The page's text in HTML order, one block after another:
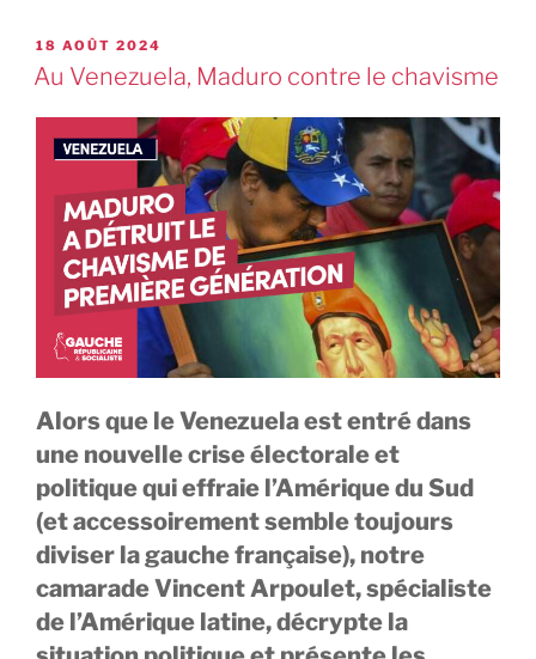
18 AOÛT 2024
Au Venezuela, Maduro contre le chavisme
Alors que le Venezuela est entré dans
une nouvelle crise électorale et
politique qui effraie l’Amérique du Sud
(et accessoirement semble toujours
diviser la gauche française), notre
camarade Vincent Arpoulet, spécialiste
de l’Amérique latine, décrypte la